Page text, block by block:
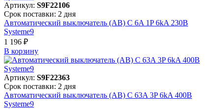
Артикул: S9F22106
Срок поставки: 2 дня
Автоматический выключатель (АВ) C 6A 1P 6kA 230В
Systeme9
1 196 ₽
В корзинy
Артикул: S9F22363
Срок поставки: 2 дня
Автоматический выключатель (АВ) C 63A 3P 6kA 400В
Systeme9